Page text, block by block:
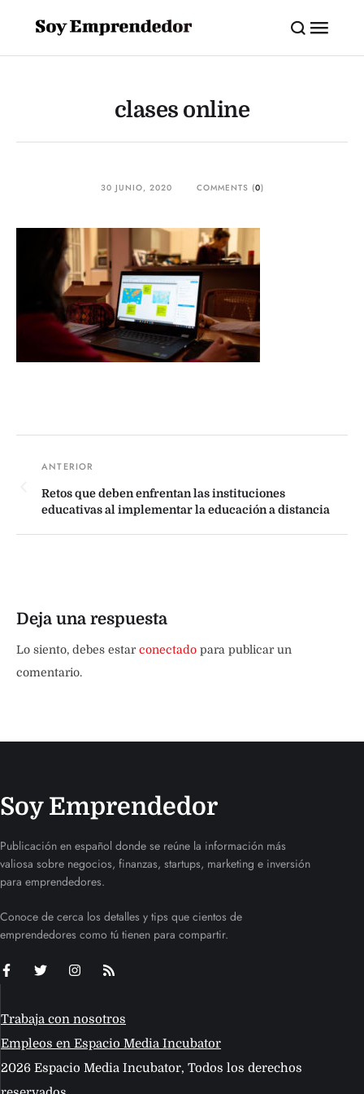
clases online
30 JUNIO, 2020 COMMENTS (0)
Retos que deben enfrentan las instituciones
educativas al implementar la educación a distancia
Deja una respuesta
Lo siento, debes estarconectado para publicar un
comentario.
Soy Emprendedor
Publicación en español donde se reúne la información más
valiosa sobre negocios, finanzas, startups, marketing e inversión
para emprendedores.
Conoce de cerca los detalles y tips que cientos de
emprendedores como tú tienen para compartir.
Trabaja con nosotros
Empleos en Espacio Media Incubator
2026 Espacio Media Incubator, Todos los derechos